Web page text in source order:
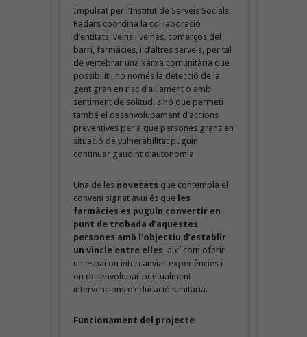
Impulsat per l’Institut de Serveis Socials,
Radars coordina la col·laboració
d’entitats, veïns i veïnes, comerços del
barri, farmàcies, i d’altres serveis, per tal
de vertebrar una xarxa comunitària que
possibiliti, no només la detecció de la
gent gran en risc d’aïllament o amb
sentiment de solitud, sinó que permeti
també el desenvolupament d’accions
preventives per a que persones grans en
situació de vulnerabilitat puguin
continuar gaudint d’autonomia.
Una de les novetats que contempla el
conveni signat avui és que les
farmàcies es puguin convertir en
punt de trobada d’aquestes
persones amb l’objectiu d’establir
un vincle entre elles , així com oferir
un espai on intercanviar experiències i
on desenvolupar puntualment
intervencions d’educació sanitària.
Funcionament del projecte